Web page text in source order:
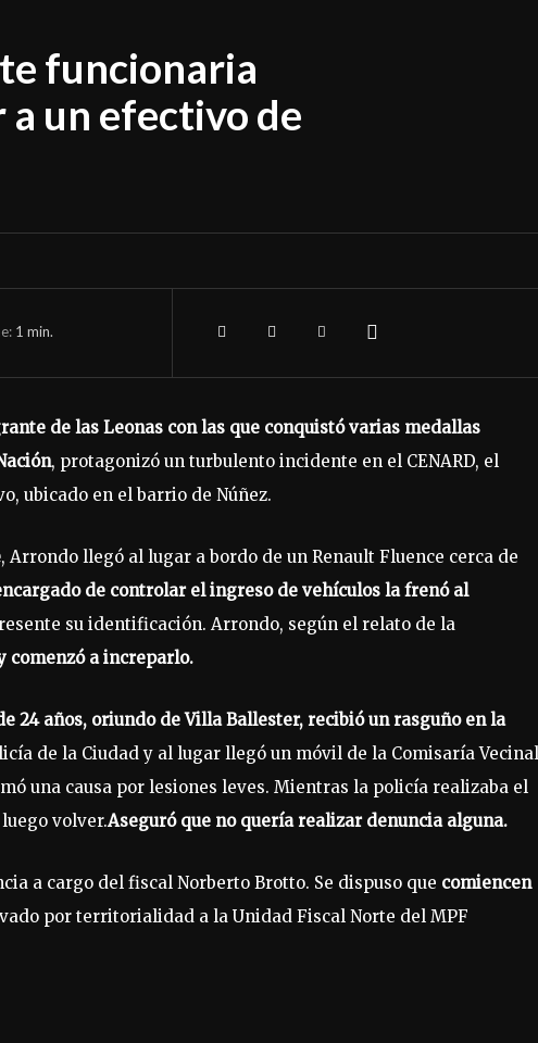
funcionaria
un efectivo de
1 min.
de las Leonas con las que conquistó varias medallas
, protagonizó un turbulento incidente en el CENARD, el
ubicado en el barrio de Núñez.
, Arrondo llegó al lugar a bordo de un Renault Fluence cerca de
de controlar el ingreso de vehículos la frenó al
su identificación. Arrondo, según el relato de la
comenzó a increparlo.
24 años, oriundo de Villa Ballester, recibió un rasguño en la
de la Ciudad y al lugar llegó un móvil de la Comisaría Vecinal
una causa por lesiones leves. Mientras la policía realizaba el
volver.Aseguró que no quería realizar denuncia alguna.
a cargo del fiscal Norberto Brotto. Se dispuso que comiencen
por territorialidad a la Unidad Fiscal Norte del MPF